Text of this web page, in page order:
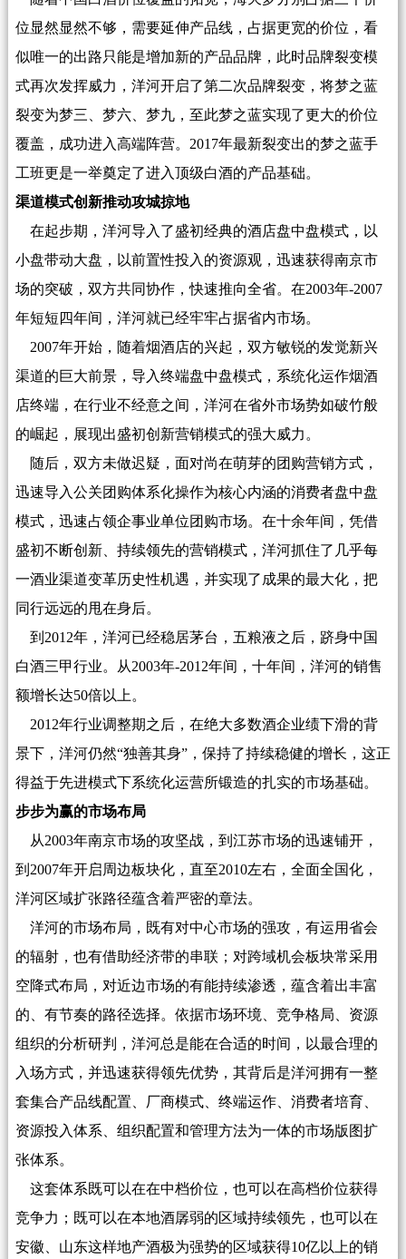
位显然显然不够，需要延伸产品线，占据更宽的价位，看
似唯一的出路只能是增加新的产品品牌，此时品牌裂变模
式再次发挥威力，洋河开启了第二次品牌裂变，将梦之蓝
裂变为梦三、梦六、梦九，至此梦之蓝实现了更大的价位
覆盖，成功进入高端阵营。2017年最新裂变出的梦之蓝手
工班更是一举奠定了进入顶级白酒的产品基础。
渠道模式创新推动攻城掠地
在起步期，洋河导入了盛初经典的酒店盘中盘模式，以
小盘带动大盘，以前置性投入的资源观，迅速获得南京市
场的突破，双方共同协作，快速推向全省。在2003年-2007
年短短四年间，洋河就已经牢牢占据省内市场。
2007年开始，随着烟酒店的兴起，双方敏锐的发觉新兴
渠道的巨大前景，导入终端盘中盘模式，系统化运作烟酒
店终端，在行业不经意之间，洋河在省外市场势如破竹般
的崛起，展现出盛初创新营销模式的强大威力。
随后，双方未做迟疑，面对尚在萌芽的团购营销方式，
迅速导入公关团购体系化操作为核心内涵的消费者盘中盘
模式，迅速占领企事业单位团购市场。在十余年间，凭借
盛初不断创新、持续领先的营销模式，洋河抓住了几乎每
一酒业渠道变革历史性机遇，并实现了成果的最大化，把
同行远远的甩在身后。
到2012年，洋河已经稳居茅台，五粮液之后，跻身中国
白酒三甲行业。从2003年-2012年间，十年间，洋河的销售
额增长达50倍以上。
2012年行业调整期之后，在绝大多数酒企业绩下滑的背
景下，洋河仍然“独善其身”，保持了持续稳健的增长，这正
得益于先进模式下系统化运营所锻造的扎实的市场基础。
步步为赢的市场布局
从2003年南京市场的攻坚战，到江苏市场的迅速铺开，
到2007年开启周边板块化，直至2010左右，全面全国化，
洋河区域扩张路径蕴含着严密的章法。
洋河的市场布局，既有对中心市场的强攻，有运用省会
的辐射，也有借助经济带的串联；对跨域机会板块常采用
空降式布局，对近边市场的有能持续渗透，蕴含着出丰富
的、有节奏的路径选择。依据市场环境、竞争格局、资源
组织的分析研判，洋河总是能在合适的时间，以最合理的
入场方式，并迅速获得领先优势，其背后是洋河拥有一整
套集合产品线配置、厂商模式、终端运作、消费者培育、
资源投入体系、组织配置和管理方法为一体的市场版图扩
张体系。
这套体系既可以在在中档价位，也可以在高档价位获得
竞争力；既可以在本地酒孱弱的区域持续领先，也可以在
安徽、山东这样地产酒极为强势的区域获得10亿以上的销